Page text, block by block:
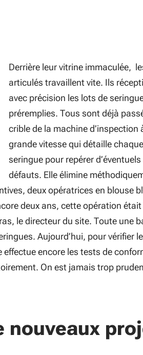
Derrière leur vitrine immaculée,
articulés travaillent vite. Ils
avec précision les lots de
préremplies. Tous sont déjà
crible de la machine d’inspection
grande vitesse qui détaille chaque
seringue pour repérer d’éventuels
défauts. Elle élimine
deux opératrices en blouse
deux ans, cette opération
ras, le directeur du site. Toute une
. Aujourd’hui, pour vérifier
encore les tests de
On est jamais trop
nouveaux